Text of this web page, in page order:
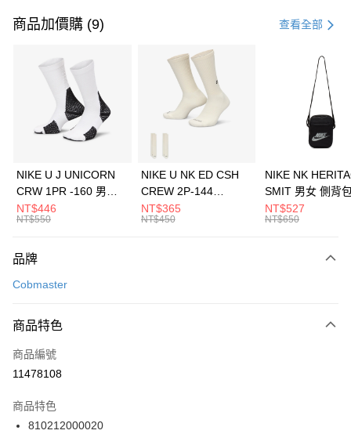
信用卡一次付款
3 期 0 利率 每期 21家銀行
合作金庫商業銀行
第一商業銀行
華南商業銀行
彰化商業銀行
上海商業儲蓄銀行
元大商業銀行
台灣樂天信用卡公司
Apple Pay
全盈+PAY
AFTEE先享後付
【關於「AFTEE先享後付」】
便利好安心！
３．安心：先確認商品／服務後，再付款。
【「AFTEE先享後付」結帳流程】
１．於結帳方式選擇「AFTEE先享後付」後，將跳轉至「AFTEE先享後付」
２．訂單成立數日內，您將收到繳費通知簡訊。
３．收到繳費通知簡訊後14天內，點擊此簡訊中的連結，可透過四大超商／
ATM／網路銀行／等多元方式進行付款，方視為交易完成。
運送方式
每筆NT$100，滿NT$1,500(含以上)免運費
宅配
每筆NT$100，滿NT$1,500(含以上)免運費
付款後門市自取
每筆NT$100，滿NT$1,500(含以上)免運費
商品加價購 (9) 查看全部
NIKE U J UNICORN
CRW 1PR -160 男女
中統襪 FZ3393100
NT$446
NT$550
NIKE U NK ED CSH
CREW 2P-144
EMBRDY 男女 短統襪
FZ3073133
NT$365
NT$450
NIKE NK
SMIT 男女 側背
BA5871010
NT$527
NT$650
品牌
Cobmaster
商品特色
商品編號
11478108
商品特色
810212000020